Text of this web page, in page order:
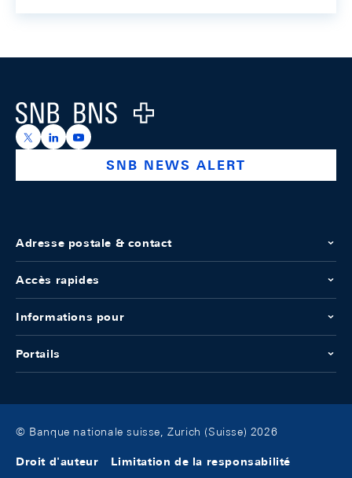
Logo
https://x.com/snb_bns
https://ch.linkedin.com/company/swiss-national-
https://www.youtube.com/@swissnationalbank
SNB NEWS ALERT
Adresse postale & contact
Accès rapides
Informations pour
Portails
© Banque nationale suisse, Zurich (Suisse) 2026
Droit d'auteur Limitation de la responsabilité